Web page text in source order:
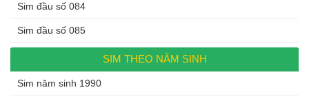
Sim đầu số 084
Sim đầu số 085
SIM THEO NĂM SINH
Sim năm sinh 1990